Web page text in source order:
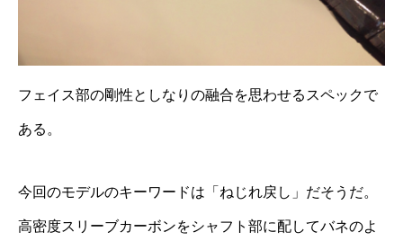
フェイス部の剛性としなりの融合を思わせるスペックで
ある。
今回のモデルのキーワードは「ねじれ戻し」だそうだ。
高密度スリーブカーボンをシャフト部に配してバネのよ